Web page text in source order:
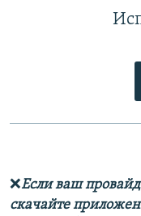
❌Если ваш
скачайте